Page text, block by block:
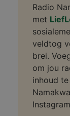
Radio
met
veldtog
brei.
om jou
inhoud